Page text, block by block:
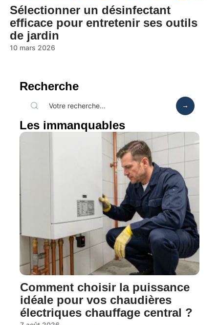
Sélectionner un désinfectant
efficace pour entretenir ses outils
de jardin
10 mars 2026
Recherche
Les immanquables
Comment choisir la puissance
idéale pour vos chaudières
électriques chauffage central ?